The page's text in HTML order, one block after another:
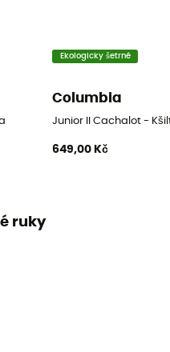
Ekologicky šetrné
Columbia
Junior II Cachalot -
649,00 Kč
ruky